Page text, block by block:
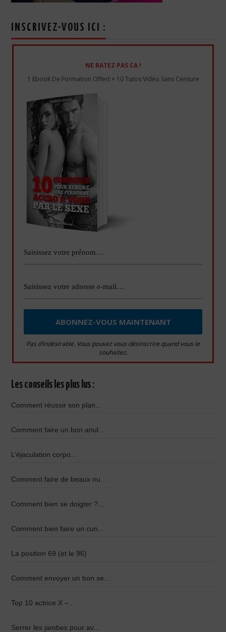
INSCRIVEZ-VOUS ICI :
NE RATEZ PAS CA !
1 Ebook De Formation Offert + 10 Tutos Vidéo Sans Censure
Pas d’indésirable. Vous pouvez vous désinscrire quand vous le
souhaitez.
Les conseils les plus lus :
Comment réussir son plan...
Comment faire un bon anul...
L’éjaculation corpo...
Comment faire de beaux nu...
Comment bien se doigter ?...
Comment bien faire un cun...
La position 69 (et le 96)
Comment envoyer un bon se...
Top 10 actrice X –...
Serrer les jambes pour av...